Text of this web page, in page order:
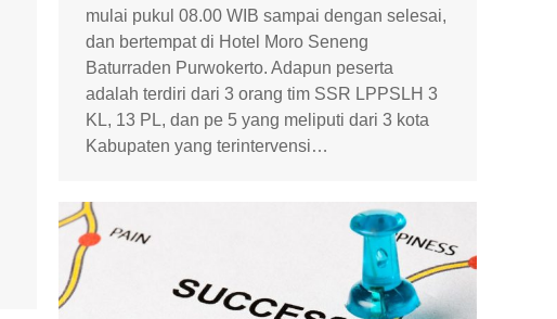
mulai pukul 08.00 WIB sampai dengan selesai,
dan bertempat di Hotel Moro Seneng
Baturraden Purwokerto. Adapun peserta
adalah terdiri dari 3 orang tim SSR LPPSLH 3
KL, 13 PL, dan pe 5 yang meliputi dari 3 kota
Kabupaten yang terintervensi…